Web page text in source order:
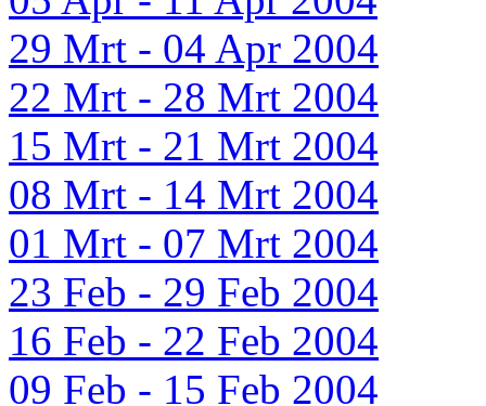
29 Mrt - 04 Apr 2004
22 Mrt - 28 Mrt 2004
15 Mrt - 21 Mrt 2004
08 Mrt - 14 Mrt 2004
01 Mrt - 07 Mrt 2004
23 Feb - 29 Feb 2004
16 Feb - 22 Feb 2004
09 Feb - 15 Feb 2004